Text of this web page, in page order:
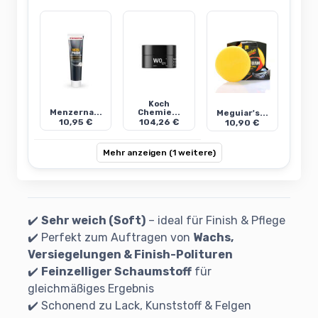
Menzerna...
10,95 €
Koch
Chemie...
104,26 €
Meguiar's...
10,90 €
Mehr anzeigen (1 weitere)
✔️ Sehr weich (Soft) – ideal für Finish & Pflege
✔️ Perfekt zum Auftragen von Wachs,
Versiegelungen & Finish-Polituren
✔️ Feinzelliger Schaumstoff für
gleichmäßiges Ergebnis
✔️ Schonend zu Lack, Kunststoff & Felgen